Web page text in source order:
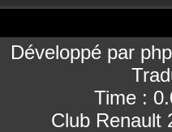
Développé par
Time :
Club Renault